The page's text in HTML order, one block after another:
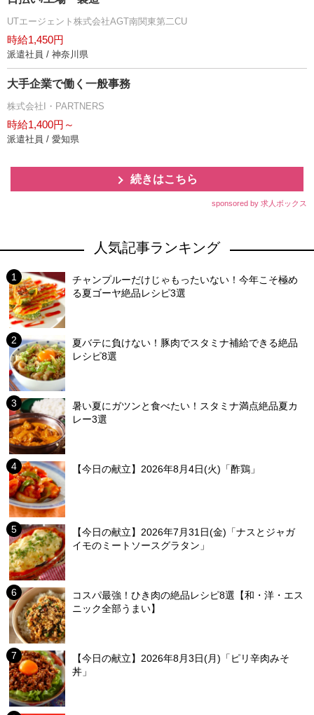
UTエージェント株式会社AGT南関東第二CU
時給1,450円
派遣社員 / 神奈川県
大手企業で働く一般事務
株式会社I・PARTNERS
時給1,400円～
派遣社員 / 愛知県
続きはこちら
sponsored by 求人ボックス
人気記事ランキング
チャンプルーだけじゃもったいない！今年こそ極め
る夏ゴーヤ絶品レシピ3選
夏バテに負けない！豚肉でスタミナ補給できる絶品
レシピ8選
暑い夏にガツンと食べたい！スタミナ満点絶品夏カ
レー3選
【今日の献立】2026年8月4日(火)「酢鶏」
【今日の献立】2026年7月31日(金)「ナスとジャガ
イモのミートソースグラタン」
コスパ最強！ひき肉の絶品レシピ8選【和・洋・エス
ニック全部うまい】
【今日の献立】2026年8月3日(月)「ピリ辛肉みそ
丼」